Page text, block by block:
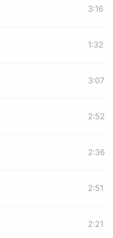
3:16
1:32
3:07
2:52
2:36
2:51
2:21